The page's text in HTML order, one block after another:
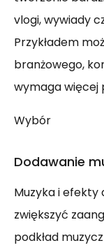
vlogi, wywiady
Przykładem
branżowego,
wymaga więcej
Wybór
Dodawanie
Muzyka i
zwiększyć
podkład